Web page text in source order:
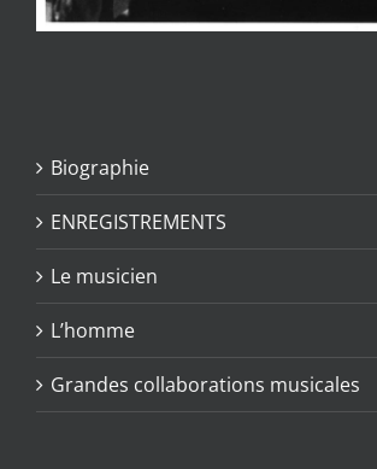
Biographie
ENREGISTREMENTS
Le musicien
L’homme
Grandes collaborations musicales